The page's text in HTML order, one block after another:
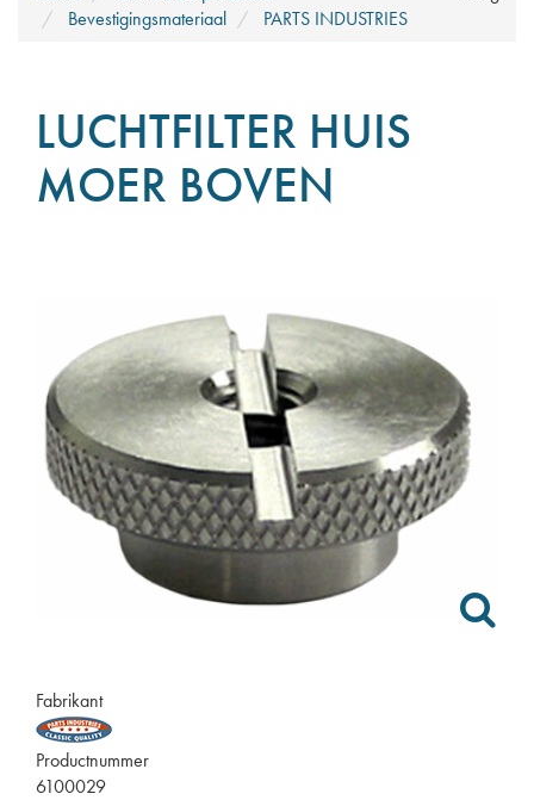
Bevestigingsmateriaal
PARTS INDUSTRIES
LUCHTFILTER HUIS
MOER BOVEN
Fabrikant
Productnummer
6100029